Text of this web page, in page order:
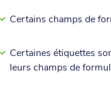
Certains champs de
Certaines étiquettes
leurs champs de